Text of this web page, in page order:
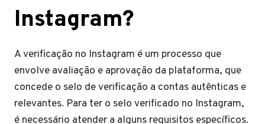
Instagram?
A verificação no Instagram é um processo que
envolve avaliação e aprovação da plataforma, que
concede o selo de verificação a contas autênticas e
relevantes. Para ter o selo verificado no Instagram,
é necessário atender a alguns requisitos específicos.